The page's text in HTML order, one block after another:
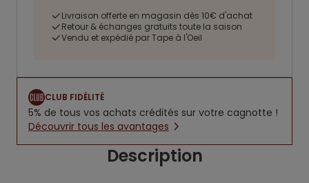
Livraison offerte en magasin dès 10€ d'achat
Retour & échanges gratuits toute la saison
Vendu et expédié par Tape à l'Oeil
CLUB FIDÉLITÉ
5% de tous vos achats crédités sur votre cagnotte !
Découvrir tous les avantages
Description